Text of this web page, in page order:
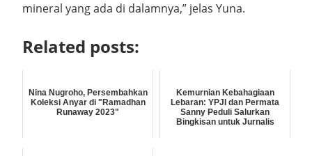
mineral yang ada di dalamnya,” jelas Yuna.
Related posts:
Nina Nugroho, Persembahkan
Koleksi Anyar di "Ramadhan
Runaway 2023"
Kemurnian Kebahagiaan
Lebaran: YPJI dan Permata
Sanny Peduli Salurkan
Bingkisan untuk Jurnalis